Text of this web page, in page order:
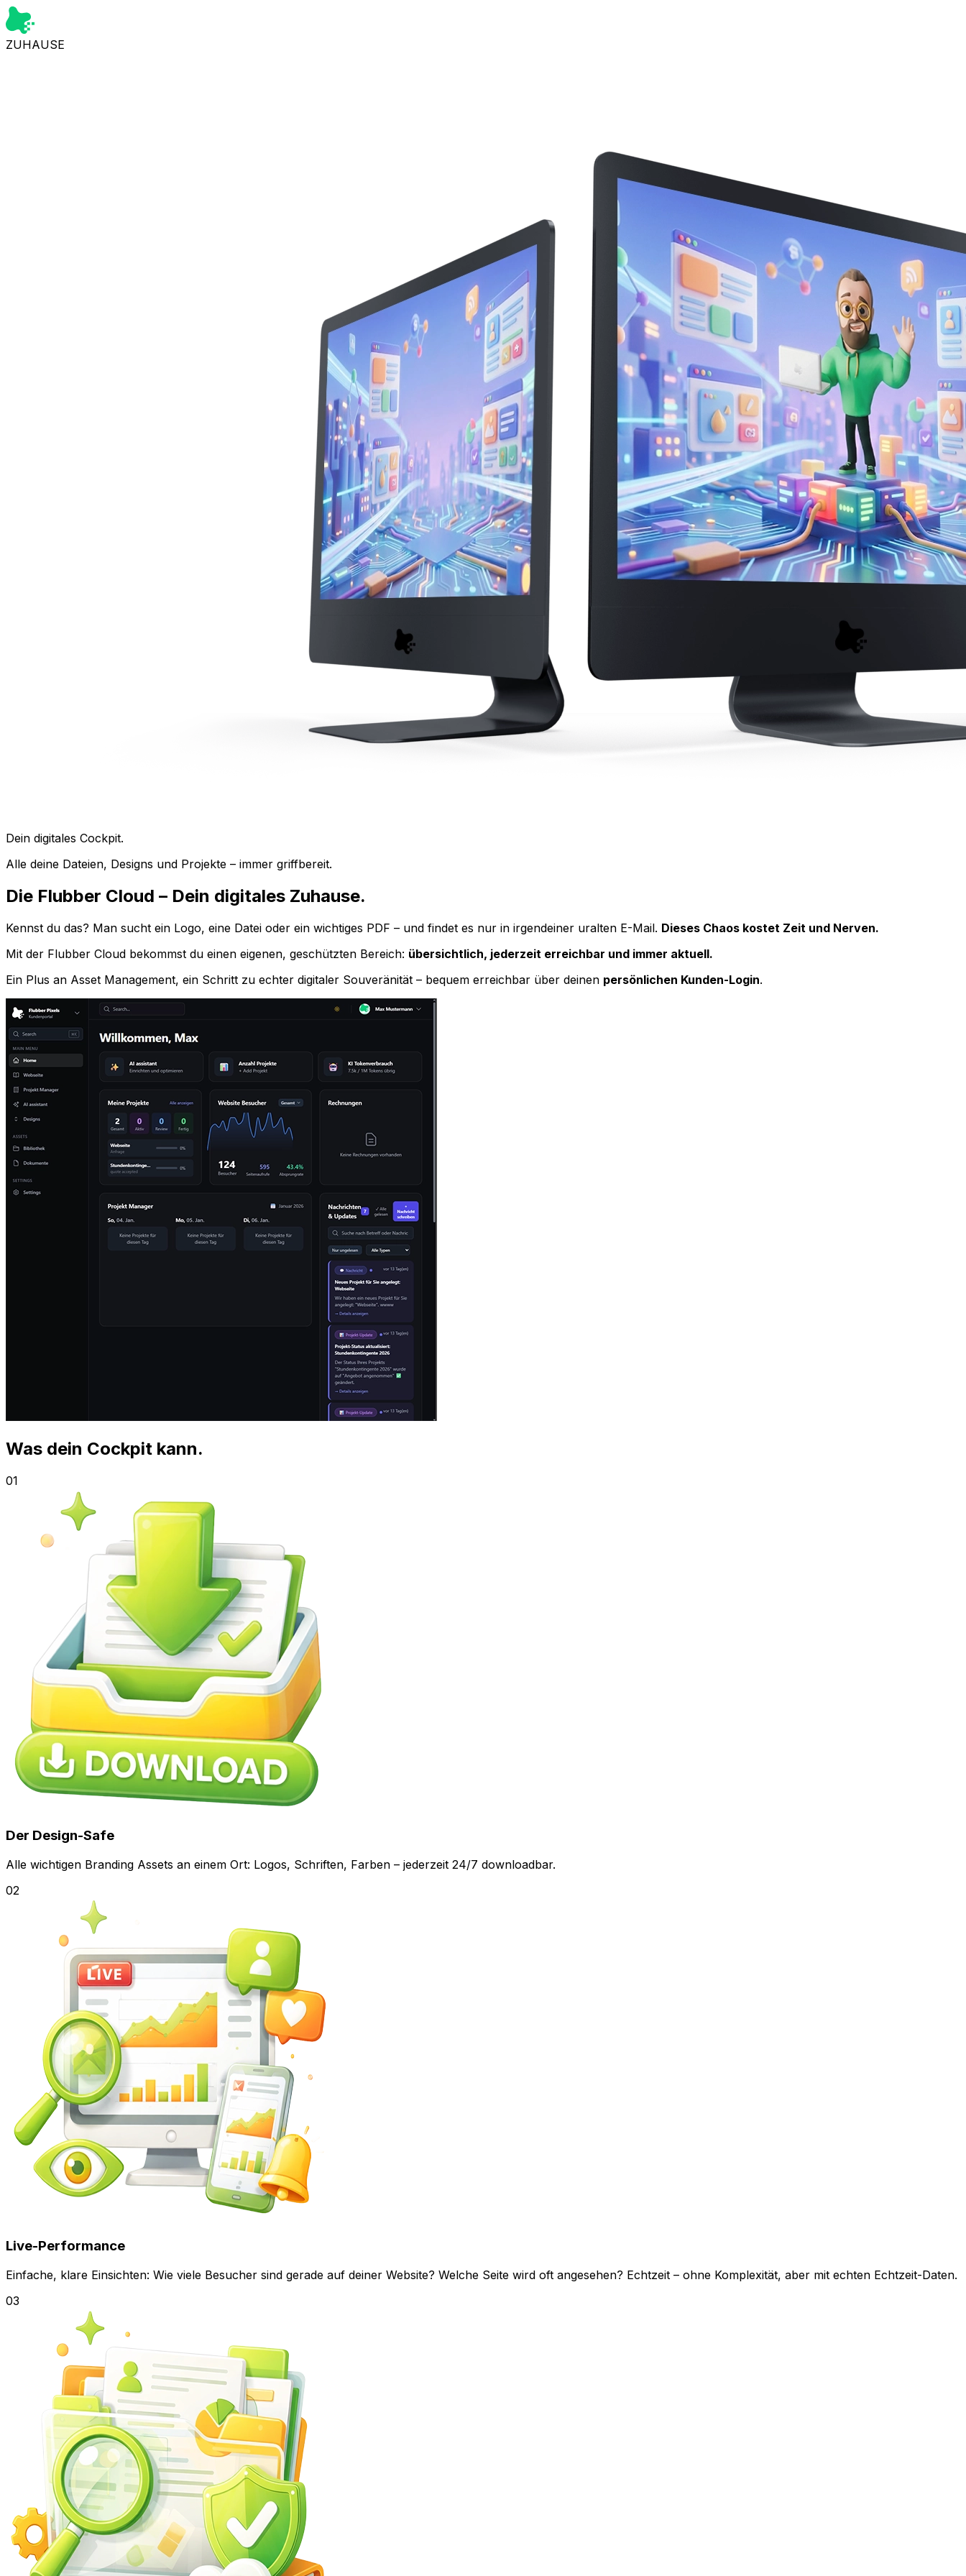
ZUHAUSE
Dein digitales Cockpit.
Alle deine Dateien, Designs und Projekte – immer griffbereit.
Die Flubber Cloud – Dein digitales Zuhause.
Kennst du das? Man sucht ein Logo, eine Datei oder ein wichtiges PDF – und findet es nur in irgendeiner uralten E-Mail. Dieses Chaos kostet Zeit und Nerven.
Mit der Flubber Cloud bekommst du einen eigenen, geschützten Bereich: übersichtlich, jederzeit erreichbar und immer aktuell.
Ein Plus an Asset Management, ein Schritt zu echter digitaler Souveränität – bequem erreichbar über deinen persönlichen Kunden-Login.
Was dein Cockpit kann.
01
Der Design-Safe
Alle wichtigen Branding Assets an einem Ort: Logos, Schriften, Farben – jederzeit 24/7 downloadbar.
02
Live-Performance
Einfache, klare Einsichten: Wie viele Besucher sind gerade auf deiner Website? Welche Seite wird oft angesehen? Echtzeit – ohne Komplexität, aber mit echten Echtzeit-Daten.
03